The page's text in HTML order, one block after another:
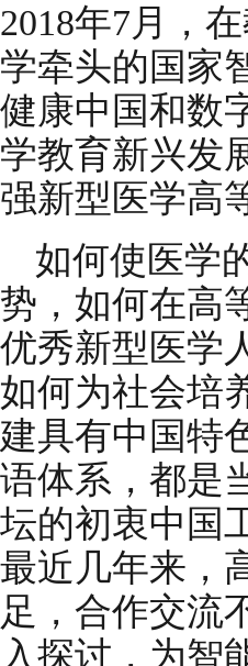
2018年7月，
学牵头的国家
健康中国和数
学教育新兴发
强新型医学高
如何使医学
势，如何在高
优秀新型医学
如何为社会培
建具有中国特
语体系，都是
坛的初衷中国
最近几年来，
足，合作交流
入探讨，为智